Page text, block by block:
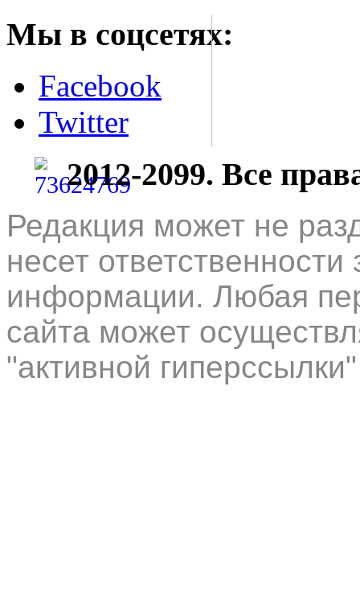
Мы в соцсетях:
Facebook
Twitter
2012-2099. Все
Редакция может не
несет
информации. Любая
сайта может
"активной